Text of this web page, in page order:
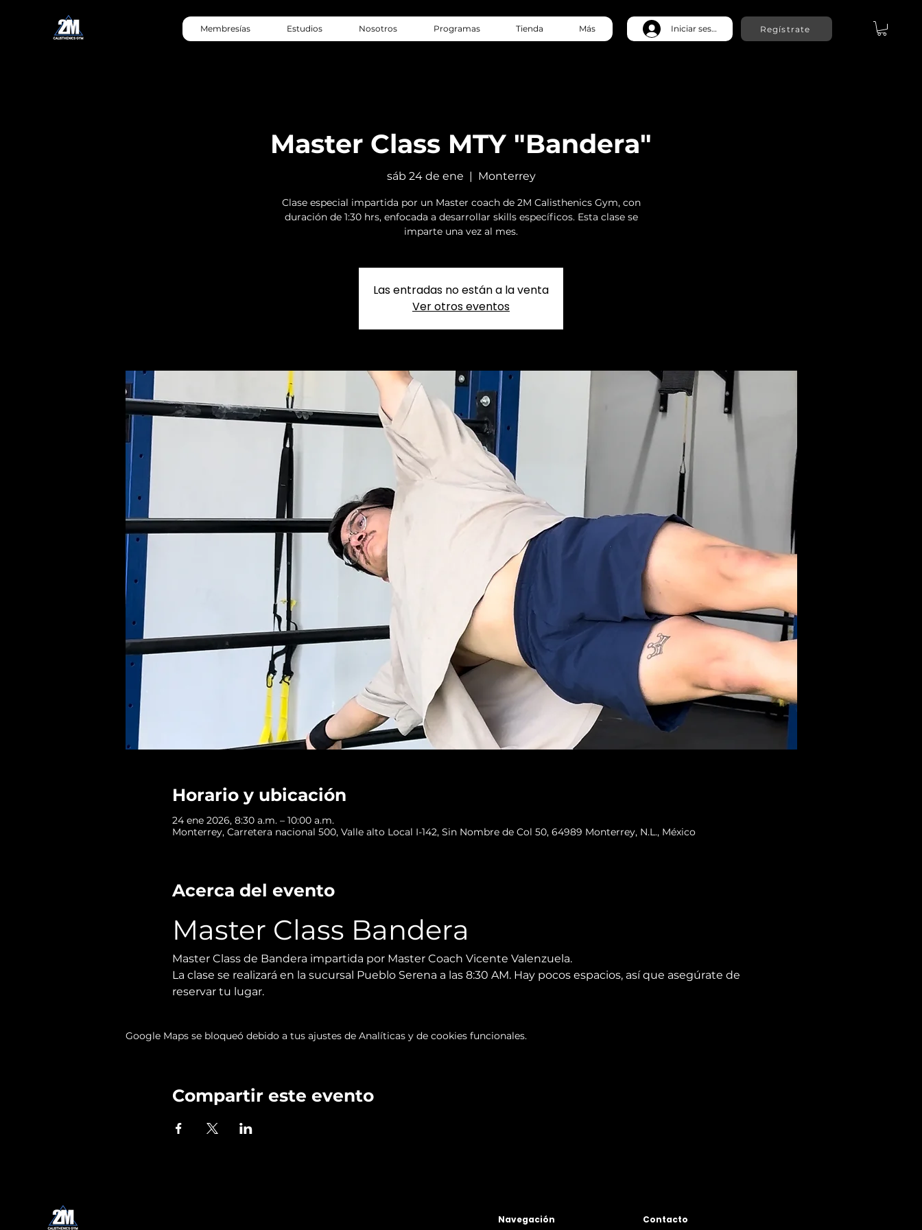
Membresías Estudios Nosotros Programas Tienda Más Iniciar sesión Regístrate
Master Class MTY "Bandera"
sáb 24 de ene
  |
Monterrey
Clase especial impartida por un Master coach de 2M Calisthenics Gym, con
duración de 1:30 hrs, enfocada a desarrollar skills específicos. Esta clase se
imparte una vez al mes.
Las entradas no están a la venta
Ver otros eventos
Horario y ubicación
24 ene 2026, 8:30 a.m. – 10:00 a.m.
Monterrey, Carretera nacional 500, Valle alto Local I-142, Sin Nombre de Col 50, 64989 Monterrey, N.L., México
Acerca del evento
Master Class Bandera
Master Class de Bandera impartida por Master Coach Vicente Valenzuela.
La clase se realizará en la sucursal Pueblo Serena a las 8:30 AM. Hay pocos espacios, así que asegúrate de
reservar tu lugar.
Google Maps se bloqueó debido a tus ajustes de Analíticas y de cookies funcionales.
Compartir este evento
Navegación Contacto